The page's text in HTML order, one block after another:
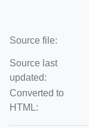
Source file:
Source last
updated:
Converted to
HTML: